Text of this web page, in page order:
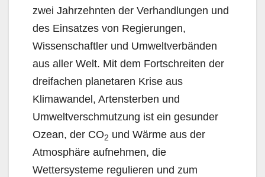
zwei Jahrzehnten der Verhandlungen und
des Einsatzes von Regierungen,
Wissenschaftler und Umweltverbänden
aus aller Welt. Mit dem Fortschreiten der
dreifachen planetaren Krise aus
Klimawandel, Artensterben und
Umweltverschmutzung ist ein gesunder
Ozean, der CO2 und Wärme aus der
Atmosphäre aufnehmen, die
Wettersysteme regulieren und zum